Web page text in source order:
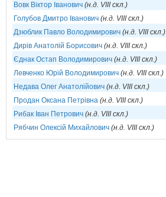
Вовк Віктор Іванович (н.д. VIII скл.)
Голубов Дмитро Іванович (н.д. VIII скл.)
Дзюблик Павло Володимирович (н.д. VIII скл.)
Дирів Анатолій Борисович (н.д. VIII скл.)
Єднак Остап Володимирович (н.д. VIII скл.)
Левченко Юрій Володимирович (н.д. VIII скл.)
Недава Олег Анатолійович (н.д. VIII скл.)
Продан Оксана Петрівна (н.д. VIII скл.)
Рибак Іван Петрович (н.д. VIII скл.)
Рябчин Олексій Михайлович (н.д. VIII скл.)